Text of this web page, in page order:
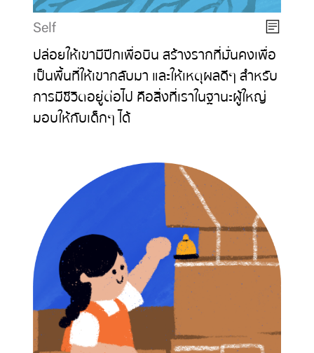
Self
ปล่อยให้เขามีปีกเพื่อบิน สร้างรากที่มั่นคงเพื่อ
เป็นพื้นที่ให้เขากลับมา และให้เหตุผลดีๆ สำหรับ
การมีชีวิตอยู่ต่อไป คือสิ่งที่เราในฐานะผู้ใหญ่
มอบให้กับเด็กๆ ได้